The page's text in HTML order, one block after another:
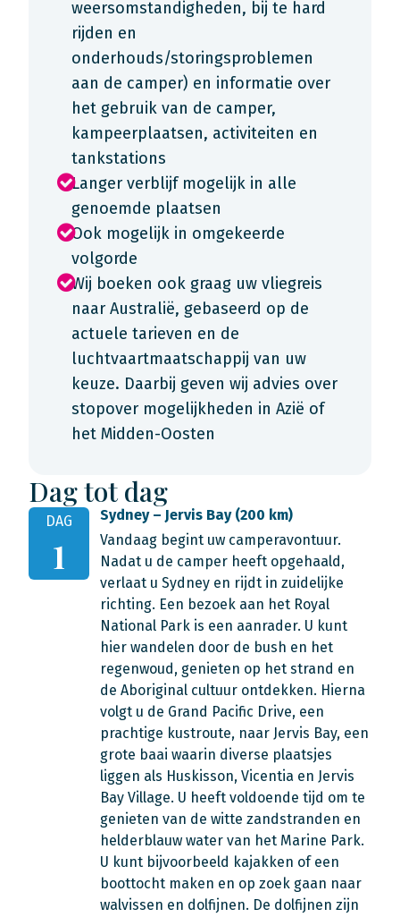
weersomstandigheden, bij te hard
rijden en
onderhouds/storingsproblemen
aan de camper) en informatie over
het gebruik van de camper,
kampeerplaatsen, activiteiten en
tankstations
Langer verblijf mogelijk in alle
genoemde plaatsen
Ook mogelijk in omgekeerde
volgorde
Wij boeken ook graag uw vliegreis
naar Australië, gebaseerd op de
actuele tarieven en de
luchtvaartmaatschappij van uw
keuze. Daarbij geven wij advies over
stopover mogelijkheden in Azië of
het Midden-Oosten
Dag tot dag
DAG
1
Sydney – Jervis Bay (200 km)
Vandaag begint uw camperavontuur.
Nadat u de camper heeft opgehaald,
verlaat u Sydney en rijdt in zuidelijke
richting. Een bezoek aan het Royal
National Park is een aanrader. U kunt
hier wandelen door de bush en het
regenwoud, genieten op het strand en
de Aboriginal cultuur ontdekken. Hierna
volgt u de Grand Pacific Drive, een
prachtige kustroute, naar Jervis Bay, een
grote baai waarin diverse plaatsjes
liggen als Huskisson, Vicentia en Jervis
Bay Village. U heeft voldoende tijd om te
genieten van de witte zandstranden en
helderblauw water van het Marine Park.
U kunt bijvoorbeeld kajakken of een
boottocht maken en op zoek gaan naar
walvissen en dolfijnen. De dolfijnen zijn